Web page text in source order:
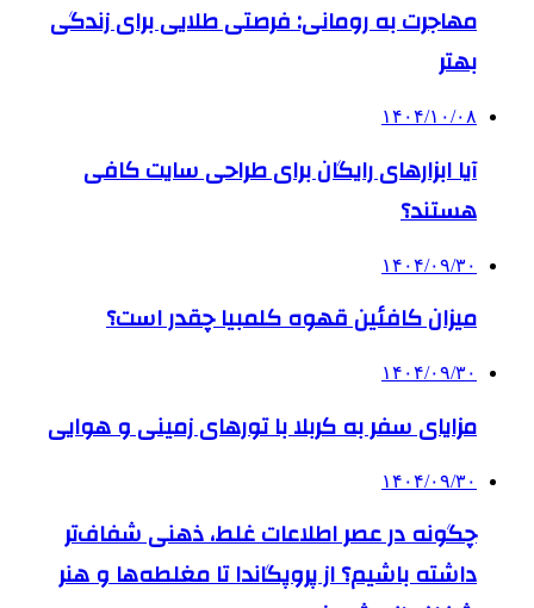
مهاجرت به رومانی: فرصتی طلایی برای زندگی
بهتر
۱۴۰۴/۱۰/۰۸
آیا ابزارهای رایگان برای طراحی سایت کافی
هستند؟
۱۴۰۴/۰۹/۳۰
میزان کافئین قهوه کلمبیا چقدر است؟
۱۴۰۴/۰۹/۳۰
مزایای سفر به کربلا با تورهای زمینی و هوایی
۱۴۰۴/۰۹/۳۰
چگونه در عصر اطلاعات غلط، ذهنی شفاف‌تر
داشته باشیم؟ از پروپگاندا تا مغلطه‌ها و هنر